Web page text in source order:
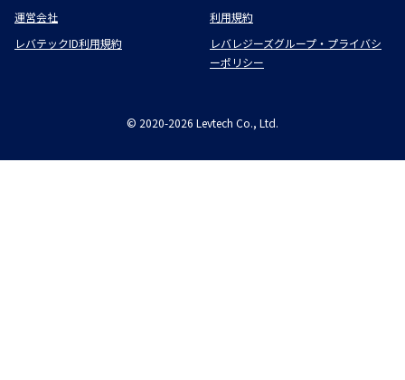
運営会社
利用規約
レバテックID利用規約
レバレジーズグループ・プライバシ
ーポリシー
© 2020-2026 Levtech Co., Ltd.